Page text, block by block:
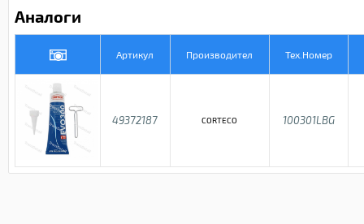
Аналоги
Артикул Производител Тех.Номер
49372187 CORTECO 100301LBG